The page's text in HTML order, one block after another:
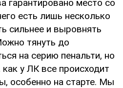
гарантировано место со
есть лишь несколько
сильнее и выровнять
тянуть до
на серию пенальти, но
у ЛК все происходит
особенно на старте. Мы